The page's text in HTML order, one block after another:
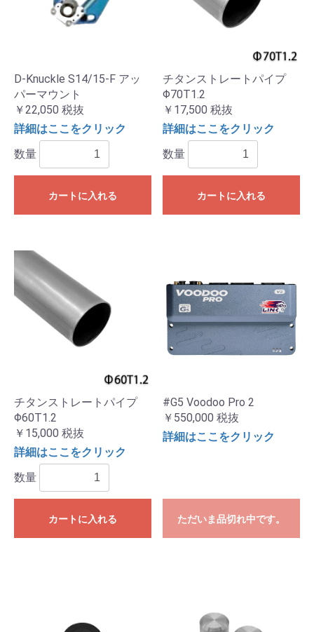
D-Knuckle S14/15-F アッ
パーマウント
￥22,050 税抜
詳細はここをクリック
数量
カートに入れる
チタンストレートパイプ
Φ70T1.2
￥17,500 税抜
詳細はここをクリック
数量
カートに入れる
チタンストレートパイプ
Φ60T1.2
￥15,000 税抜
詳細はここをクリック
数量
カートに入れる
#G5 Voodoo Pro 2
￥550,000 税抜
詳細はここをクリック
ただいま品切れ中です。